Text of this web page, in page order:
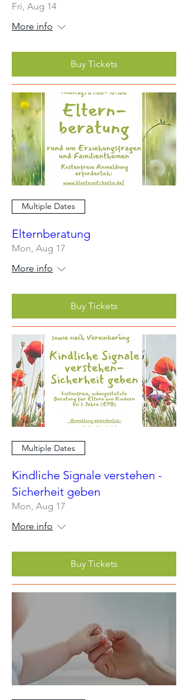
Fri, Aug 14
More info
Buy Tickets
Multiple Dates
Elternberatung
Mon, Aug 17
More info
Buy Tickets
Multiple Dates
Kindliche Signale verstehen -
Sicherheit geben
Mon, Aug 17
More info
Buy Tickets